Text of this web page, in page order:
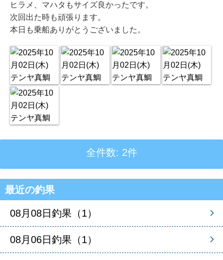
ヒラメ、マハタもサイズ良かったです。
次回出た時も頑張ります。
本日も乗船ありがとうございました。
全件数: 2件
最近の釣果
08月08日釣果（1）
08月06日釣果（1）